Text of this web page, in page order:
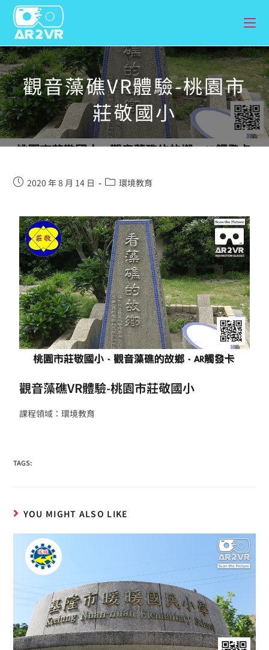
觀音藻礁VR體驗-桃園市
莊敬國小
2020 年 8 月 14 日 環境教育
觀音藻礁VR體驗-桃園市莊敬國小
課程領域：環境教育
TAGS:
YOU MIGHT ALSO LIKE